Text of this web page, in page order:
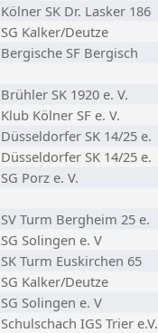
Kölner SK Dr. Lasker 186
SG Kalker/Deutze
Bergische SF Bergisch
Brühler SK 1920 e. V.
Klub Kölner SF e. V.
Düsseldorfer SK 14/25 e.
Düsseldorfer SK 14/25 e.
SG Porz e. V.
SV Turm Bergheim 25 e.
SG Solingen e. V
SK Turm Euskirchen 65
SG Kalker/Deutze
SG Solingen e. V
Schulschach IGS Trier e.V.